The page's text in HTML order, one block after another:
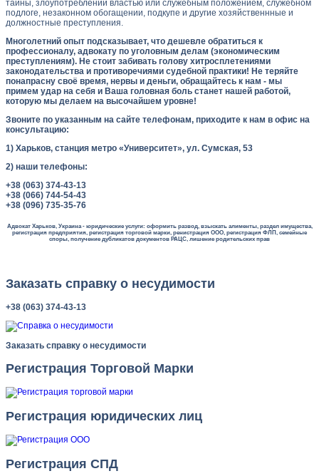
тайны, злоупотреблении властью или служебным положением, служебном
подлоге, незаконном обогащении, подкупе и другие хозяйственнные и
должностные преступления.
Многолетний опыт подсказывает, что дешевле обратиться к
профессионалу, адвокату по уголовным делам (экономическим
преступлениям). Не стоит забивать голову хитросплетениями
законодательства и противоречиями судебной практики! Не теряйте
понапрасну своё время, нервы и деньги, обращайтесь к нам - мы
примем удар на себя и Ваша головная боль станет нашей работой,
которую мы делаем на высочайшем уровне!
Звоните по указанным на сайте телефонам, приходите к нам в офис на
консультацию:
1) Харьков, станция метро «Университет», ул. Сумская, 53
2) наши телефоны:
+38 (063) 374-43-13
+38 (066) 744-54-43
+38 (096) 735-35-76
Адвокат Харьков, Украина - юридические услуги: оформить развод, взыскать алименты, раздел имущества,
регистрация предприятия, регистрация торговой марки, ренистрация ООО, регистрация ФЛП, семейные
споры, получение дубликатов документов РАЦС, лишение родительских прав
Заказать справку о несудимости
+38 (063) 374-43-13
Заказать справку о несудимости
Регистрация Торговой Марки
Регистрация юридических лиц
Регистрация СПД